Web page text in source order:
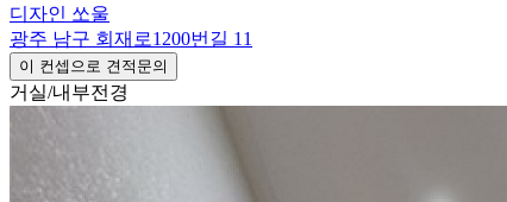
디자인 쏘울
광주 남구 회재로1200번길 11
이 컨셉으로 견적문의
거실/내부전경